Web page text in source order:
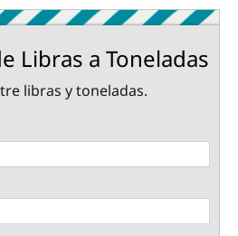
Libras a Toneladas
libras y toneladas.